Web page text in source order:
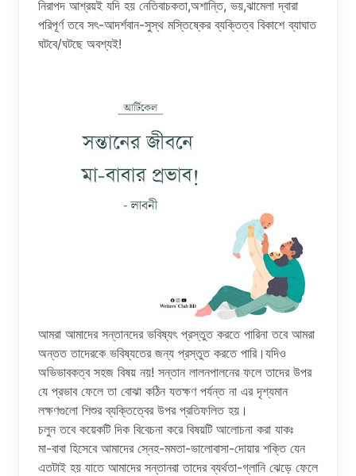
নিরাপদ আশ্রয়ই যদি হয় নেতিবাচকতা,অশান্তি, ভয়,ঝামেলা দ্বারা
পরিপূর্ণ তবে সৎ-আদর্শবান-সুস্থ মস্তিষ্কের ব্যক্তিত্ব বিকাশে ব্যাঘাত
ঘটবে/ঘটছে অবশ্যই!
আমরা আমাদের সন্তানদের ভবিষ্যৎ প্রস্তুত করতে পারিনা তবে আমরা
অন্তত তাদেরকে ভবিষ্যতের জন্য প্রস্তুত করতে পারি।যদিও
অভিভাবকত্ব সহজ বিষয় নয়! সন্তান লালনপালনের ফলে তাদের উপর
যে প্রভাব ফেলে তা বোঝা কঠিন যতক্ষণ পর্যন্ত না এর দৃশ্যমান
লক্ষণগুলো শিশুর ব্যক্তিত্বের উপর প্রতিফলিত হয়।
‌চলুন তবে কয়েকটি দিক বিবেচনা করে বিষয়টি আলোচনা করা যাকঃ
মা-বাবা হিসেবে আমাদের স্নেহ-মমতা-ভালোবাসা-দোয়ার শক্তি যেন
এতটাই হয় যাতে আমাদের সন্তানরা তাদের ব্যর্থতা-গ্লানি ঝেড়ে ফেলে